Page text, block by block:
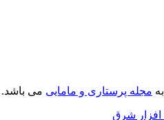
مجله پرستاری و ماماییمی باشد.
شرق